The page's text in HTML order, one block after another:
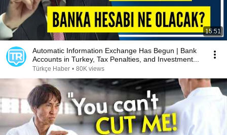
15:51
Automatic Information Exchange Has Begun | Bank
Accounts in Turkey, Tax Penalties, and Investment...
Türkçe Haber • 80K views